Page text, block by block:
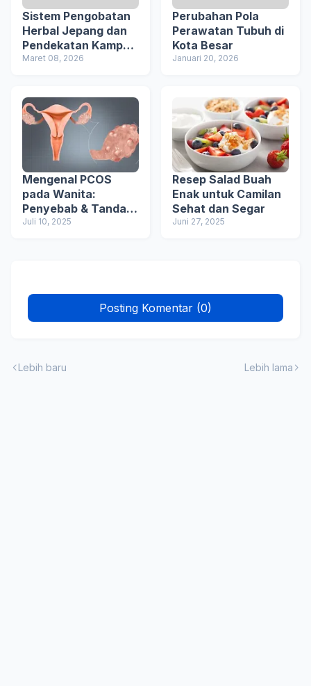
Sistem Pengobatan
Herbal Jepang dan
Pendekatan Kampo
dalam Menjaga
Maret 08, 2026
Perubahan Pola
Perawatan Tubuh di
Kota Besar
Januari 20, 2026
Mengenal PCOS
pada Wanita:
Penyebab & Tanda-
Tandanya
Juli 10, 2025
Resep Salad Buah
Enak untuk Camilan
Sehat dan Segar
Juni 27, 2025
Posting Komentar (0)
Lebih baru Lebih lama